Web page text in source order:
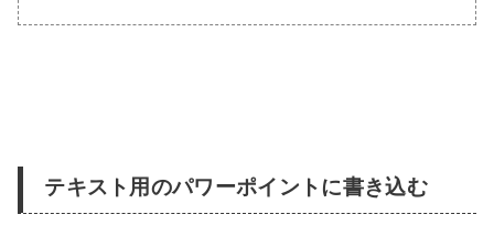
テキスト用のパワーポイントに書き込む